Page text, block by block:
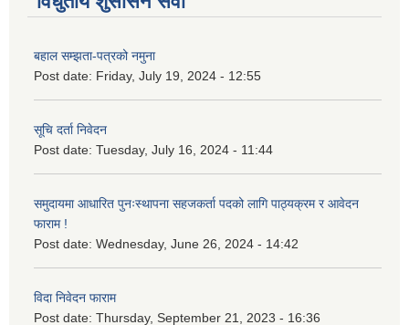
बहाल सम्झता-पत्रको नमुना
Post date: Friday, July 19, 2024 - 12:55
सूचि दर्ता निवेदन
Post date: Tuesday, July 16, 2024 - 11:44
समुदायमा आधारित पुनःस्थापना सहजकर्ता पदको लागि पाठ्यक्रम र आवेदन
फाराम !
Post date: Wednesday, June 26, 2024 - 14:42
विदा निवेदन फाराम
Post date: Thursday, September 21, 2023 - 16:36